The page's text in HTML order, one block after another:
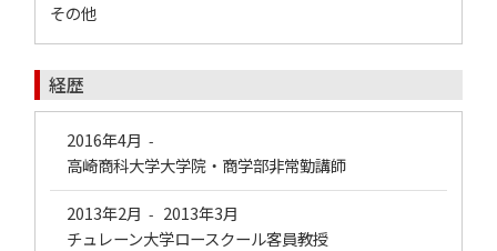
その他
経歴
2016年4月 -
高崎商科大学大学院・商学部非常勤講師
2013年2月 - 2013年3月
チュレーン大学ロースクール客員教授